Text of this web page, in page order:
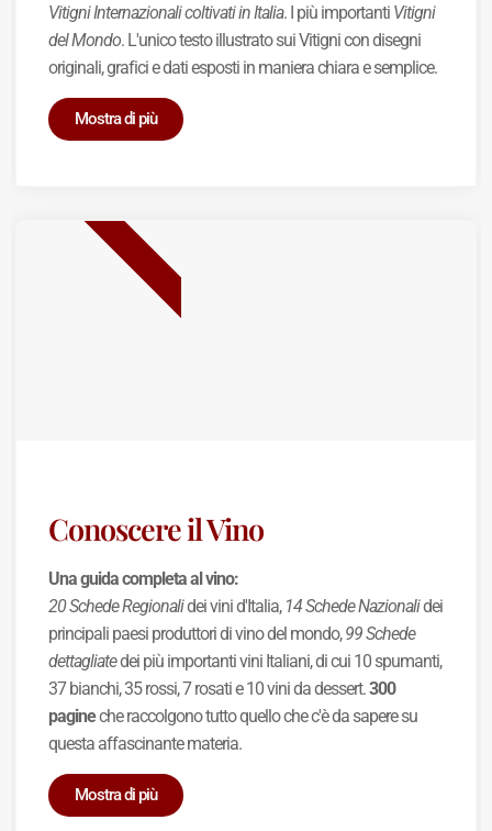
Vitigni Internazionali coltivati in Italia. I più importanti Vitigni
del Mondo. L'unico testo illustrato sui Vitigni con disegni
originali, grafici e dati esposti in maniera chiara e semplice.
Mostra di più
Conoscere il Vino
Una guida completa al vino:
20 Schede Regionalidei vini d'Italia, 14 Schede Nazionalidei
principali paesi produttori di vino del mondo,99 Schede
dettagliatedei più importanti vini Italiani, di cui 10 spumanti,
37 bianchi, 35 rossi, 7 rosati e 10 vini da dessert.300
pagineche raccolgono tutto quello che c'è da sapere su
questa affascinante materia.
Mostra di più
BEST SELLER